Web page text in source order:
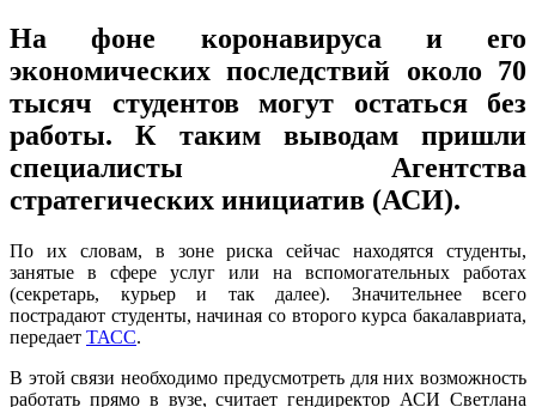
На фоне коронавируса и его
экономических последствий около 70
тысяч студентов могут остаться без
работы. К таким выводам пришли
специалисты Агентства
стратегических инициатив (АСИ).
По их словам, в зоне риска сейчас находятся студенты,
занятые в сфере услуг или на вспомогательных работах
(секретарь, курьер и так далее). Значительнее всего
пострадают студенты, начиная со второго курса бакалавриата,
передает ТАСС.
В этой связи необходимо предусмотреть для них возможность
работать прямо в вузе, считает гендиректор АСИ Светлана